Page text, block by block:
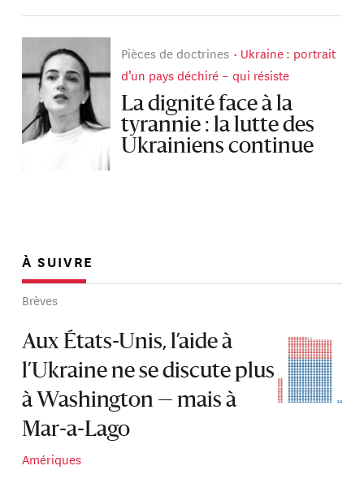
Pièces de doctrines
Ukraine : portrait
d’un pays déchiré – qui résiste
La dignité face à la
tyrannie : la lutte des
Ukrainiens continue
À SUIVRE
Brèves
Aux États-Unis, l’aide à
l’Ukraine ne se discute plus
à Washington — mais à
Mar-a-Lago
Amériques